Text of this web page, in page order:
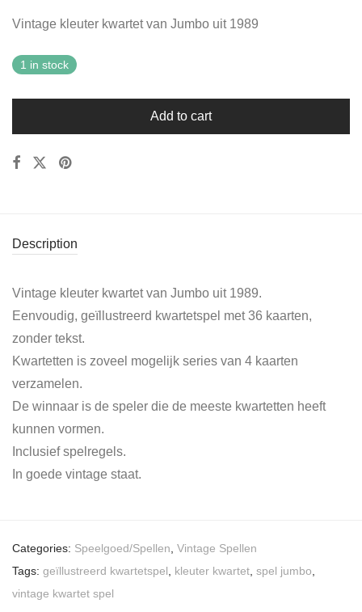
Vintage kleuter kwartet van Jumbo uit 1989
1 in stock
Add to cart
Description
Vintage kleuter kwartet van Jumbo uit 1989.
Eenvoudig, geïllustreerd kwartetspel met 36 kaarten,
zonder tekst.
Kwartetten is zoveel mogelijk series van 4 kaarten
verzamelen.
De winnaar is de speler die de meeste kwartetten heeft
kunnen vormen.
Inclusief spelregels.
In goede vintage staat.
Categories: Speelgoed/Spellen Vintage Spellen
Tags: geïllustreerd kwartetspel kleuter kwartet spel jumbo
vintage kwartet spel